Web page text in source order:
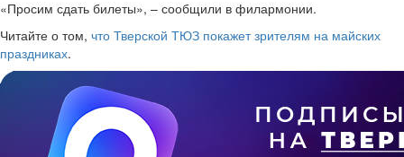
«Просим сдать билеты», – сообщили в филармонии.
Читайте о том, что Тверской ТЮЗ покажет зрителям на майских
праздниках.